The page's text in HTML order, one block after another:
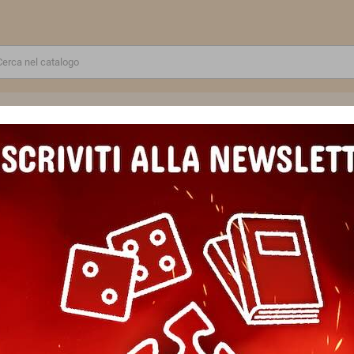
SCUOLA E TEMPO LIBERO
CAIN set di miniature ASTRA MILITARUM warhammer 40k
CIAPHAS CAIN set di
40k CITADEL età 12+
Marca
Games Workshop
Riferimento
5011921266630
In magazzino
1 Articolo